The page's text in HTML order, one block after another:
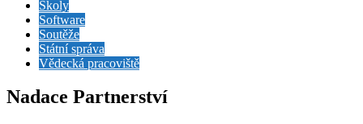
Školy
Software
Soutěže
Státní správa
Vědecká pracoviště
Nadace Partnerství